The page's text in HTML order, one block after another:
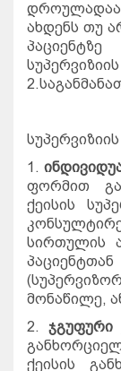
დროულადაა
ახდენს თუ
პაციენტზე
სუპერვიზიის
2.
სუპერვიზიის
1.
ფორმით
ქეისის
სირთულის
პაციენტთან
(
მონაწილე,
2.
ჯგუფური
ქეისის